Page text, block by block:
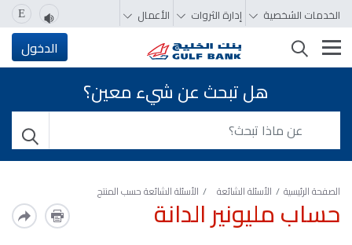
الخدمات الشخصية إدارة الثروات الأعمال E
تغيير التصفّح الدخول
هل تبحث عن شيء معين؟
الصفحة الرئيسية الأسئلة الشائعة الأسئلة الشائعة حسب المنتج
حساب مليونير الدانة